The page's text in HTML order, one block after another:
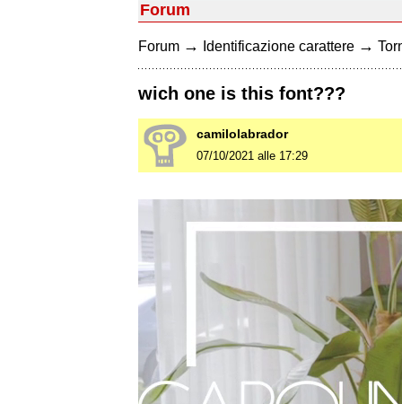
Forum
Forum → Identificazione carattere →
wich one is this font???
camilolabrador
07/10/2021 alle 17:29